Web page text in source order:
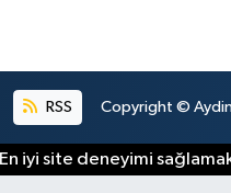
RSS Copyright ©
En iyi site deneyimi